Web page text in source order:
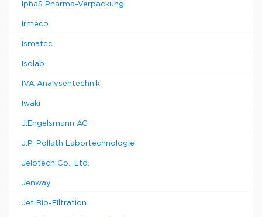
IphaS Pharma-Verpackung
Irmeco
Ismatec
Isolab
IVA-Analysentechnik
Iwaki
J.Engelsmann AG
J.P. Pollath Labortechnologie
Jeiotech Co., Ltd.
Jenway
Jet Bio-Filtration